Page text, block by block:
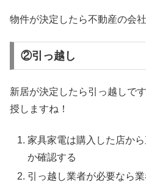
物件が決定したら不動産の会
②引っ越し
新居が決定したら引っ越しで
授しますね！
家具家電は購入した店か
か確認する
引っ越し業者が必要なら